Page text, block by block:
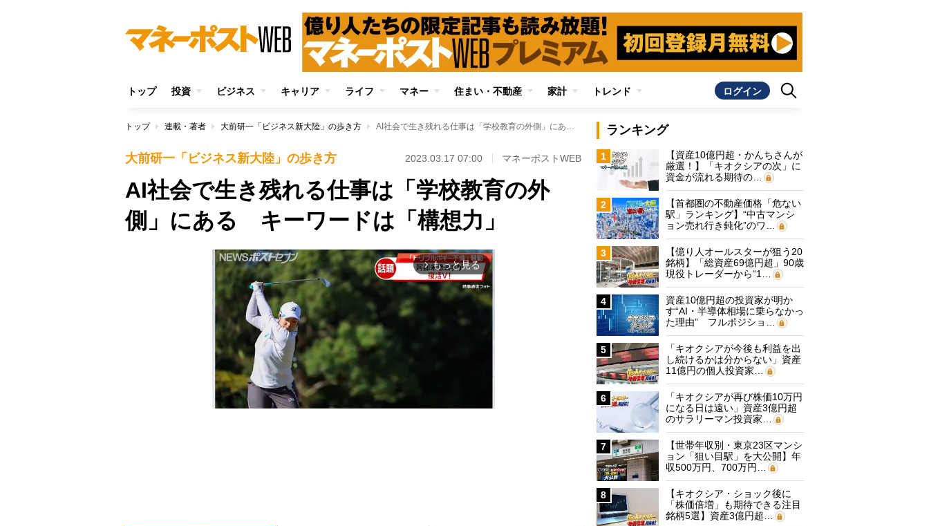
トップ 投資 ビジネス キャリア ライフ マネー 住まい・不動産 家計 トレンド ログイン
トップ 連載・著者 大前研一「ビジネス新大陸」の歩き方 AI社会で生き残れる仕事は「学校教育の外側」にある キーワードは「構想力」
大前研一「ビジネス新大陸」の歩き方 2023.03.17 07:00 マネーポストWEB
AI社会で生き残れる仕事は「学校教育の外
側」にある キーワードは「構想力」
arrow_forward_ios もっと見る
ランキング
1
【資産10億円超・かんちさんが
厳選！】「キオクシアの次」に
資金が流れる期待の…
2
【首都圏の不動産価格「危ない
駅」ランキング】“中古マンシ
ョン売れ行き鈍化”のワ…
3
【億り人オールスターが狙う20
銘柄】「総資産69億円超」90歳
現役トレーダーから“1…
4
資産10億円超の投資家が明か
す“AI・半導体相場に乗らなかっ
た理由” フルポジショ…
5
「キオクシアが今後も利益を出
し続けるかは分からない」資産
11億円の個人投資家…
6
「キオクシアが再び株価10万円
になる日は遠い」資産3億円超
のサラリーマン投資家…
7
【世帯年収別・東京23区マンシ
ョン「狙い目駅」を大公開】年
収500万円、700万円…
8
【キオクシア・ショック後に
「株価倍増」も期待できる注目
銘柄5選】資産3億円超…